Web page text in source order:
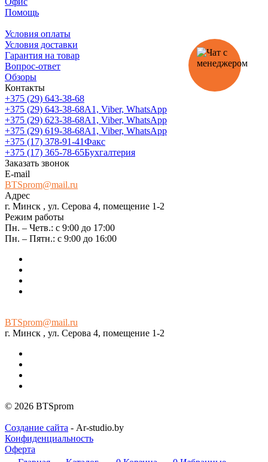
Помощь
Условия оплаты
Условия доставки
Гарантия на товар
Вопрос-ответ
Обзоры
Контакты
+375 (29) 643-38-68
+375 (29) 643-38-68А1, Viber, WhatsApp
+375 (29) 623-38-68А1, Viber, WhatsApp
+375 (29) 619-38-68А1, Viber, WhatsApp
+375 (17) 378-91-41Факс
+375 (17) 365-78-65Бухгалтерия
Заказать звонок
E-mail
BTSprom@mail.ru
Адрес
г. Минск , ул. Серова 4, помещение 1-2
Режим работы
Пн. – Четв.: с 9:00 до 17:00
Пн. – Пятн.: с 9:00 до 16:00
BTSprom@mail.ru
г. Минск , ул. Серова 4, помещение 1-2
© 2026 BTSprom
Создание сайта - Ar-studio.by
Конфиденциальность
Оферта